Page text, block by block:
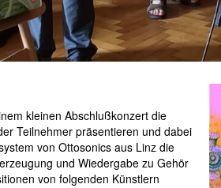
kleinen Abschlußkonzert die
Teilnehmer präsentieren und dabei
von Ottosonics aus Linz die
und Wiedergabe zu Gehör
von folgenden Künstlern